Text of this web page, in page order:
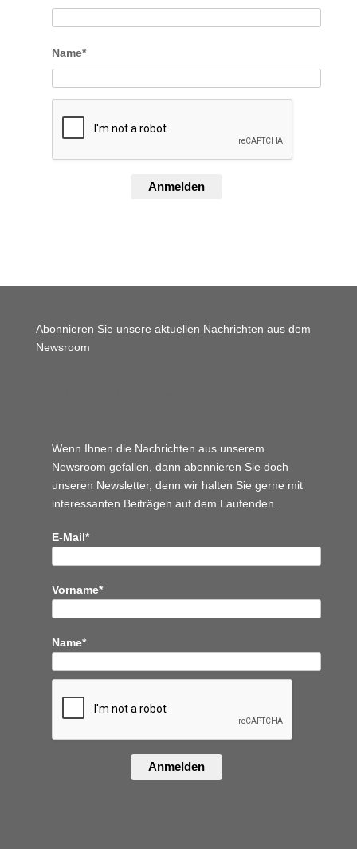
Name*
Anmelden
Abonnieren Sie unsere aktuellen Nachrichten aus dem
Newsroom
Wenn Ihnen die Nachrichten aus unserem
Newsroom gefallen, dann abonnieren Sie doch
unseren Newsletter, denn wir halten Sie gerne mit
interessanten Beiträgen auf dem Laufenden.
E-Mail*
Vorname*
Name*
Anmelden